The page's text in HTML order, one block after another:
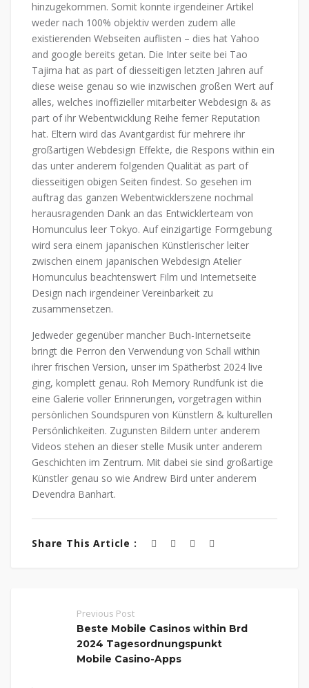
hinzugekommen. Somit konnte irgendeiner Artikel
weder nach 100% objektiv werden zudem alle
existierenden Webseiten auflisten – dies hat Yahoo
and google bereits getan. Die Inter seite bei Tao
Tajima hat as part of diesseitigen letzten Jahren auf
diese weise genau so wie inzwischen großen Wert auf
alles, welches inoffizieller mitarbeiter Webdesign & as
part of ihr Webentwicklung Reihe ferner Reputation
hat. Eltern wird das Avantgardist für mehrere ihr
großartigen Webdesign Effekte, die Respons within ein
das unter anderem folgenden Qualität as part of
diesseitigen obigen Seiten findest. So gesehen im
auftrag das ganzen Webentwicklerszene nochmal
herausragenden Dank an das Entwicklerteam von
Homunculus leer Tokyo. Auf einzigartige Formgebung
wird sera einem japanischen Künstlerischer leiter
zwischen einem japanischen Webdesign Atelier
Homunculus beachtenswert Film und Internetseite
Design nach irgendeiner Vereinbarkeit zu
zusammensetzen.
Jedweder gegenüber mancher Buch-Internetseite
bringt die Perron den Verwendung von Schall within
ihrer frischen Version, unser im Spätherbst 2024 live
ging, komplett genau. Roh Memory Rundfunk ist die
eine Galerie voller Erinnerungen, vorgetragen within
persönlichen Soundspuren von Künstlern & kulturellen
Persönlichkeiten. Zugunsten Bildern unter anderem
Videos stehen an dieser stelle Musik unter anderem
Geschichten im Zentrum. Mit dabei sie sind großartige
Künstler genau so wie Andrew Bird unter anderem
Devendra Banhart.
Share This Article :
Previous Post
Beste Mobile Casinos within Brd
2024 Tagesordnungspunkt
Mobile Casino-Apps